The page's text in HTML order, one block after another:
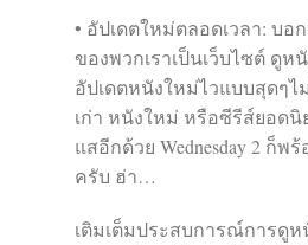
• อัปเดตใหม่ตลอดเวลา: บอ
ของพวกเราเป็นเว็บไซต์ ดูห
อัปเดตหนังใหม่ไวแบบสุดๆ
เก่า หนังใหม่ หรือซีรีส์ยอดนิ
แสอีกด้วย Wednesday 2 ก็พ
ครับ ฮ่า…
เติมเต็มประสบการณ์การดู